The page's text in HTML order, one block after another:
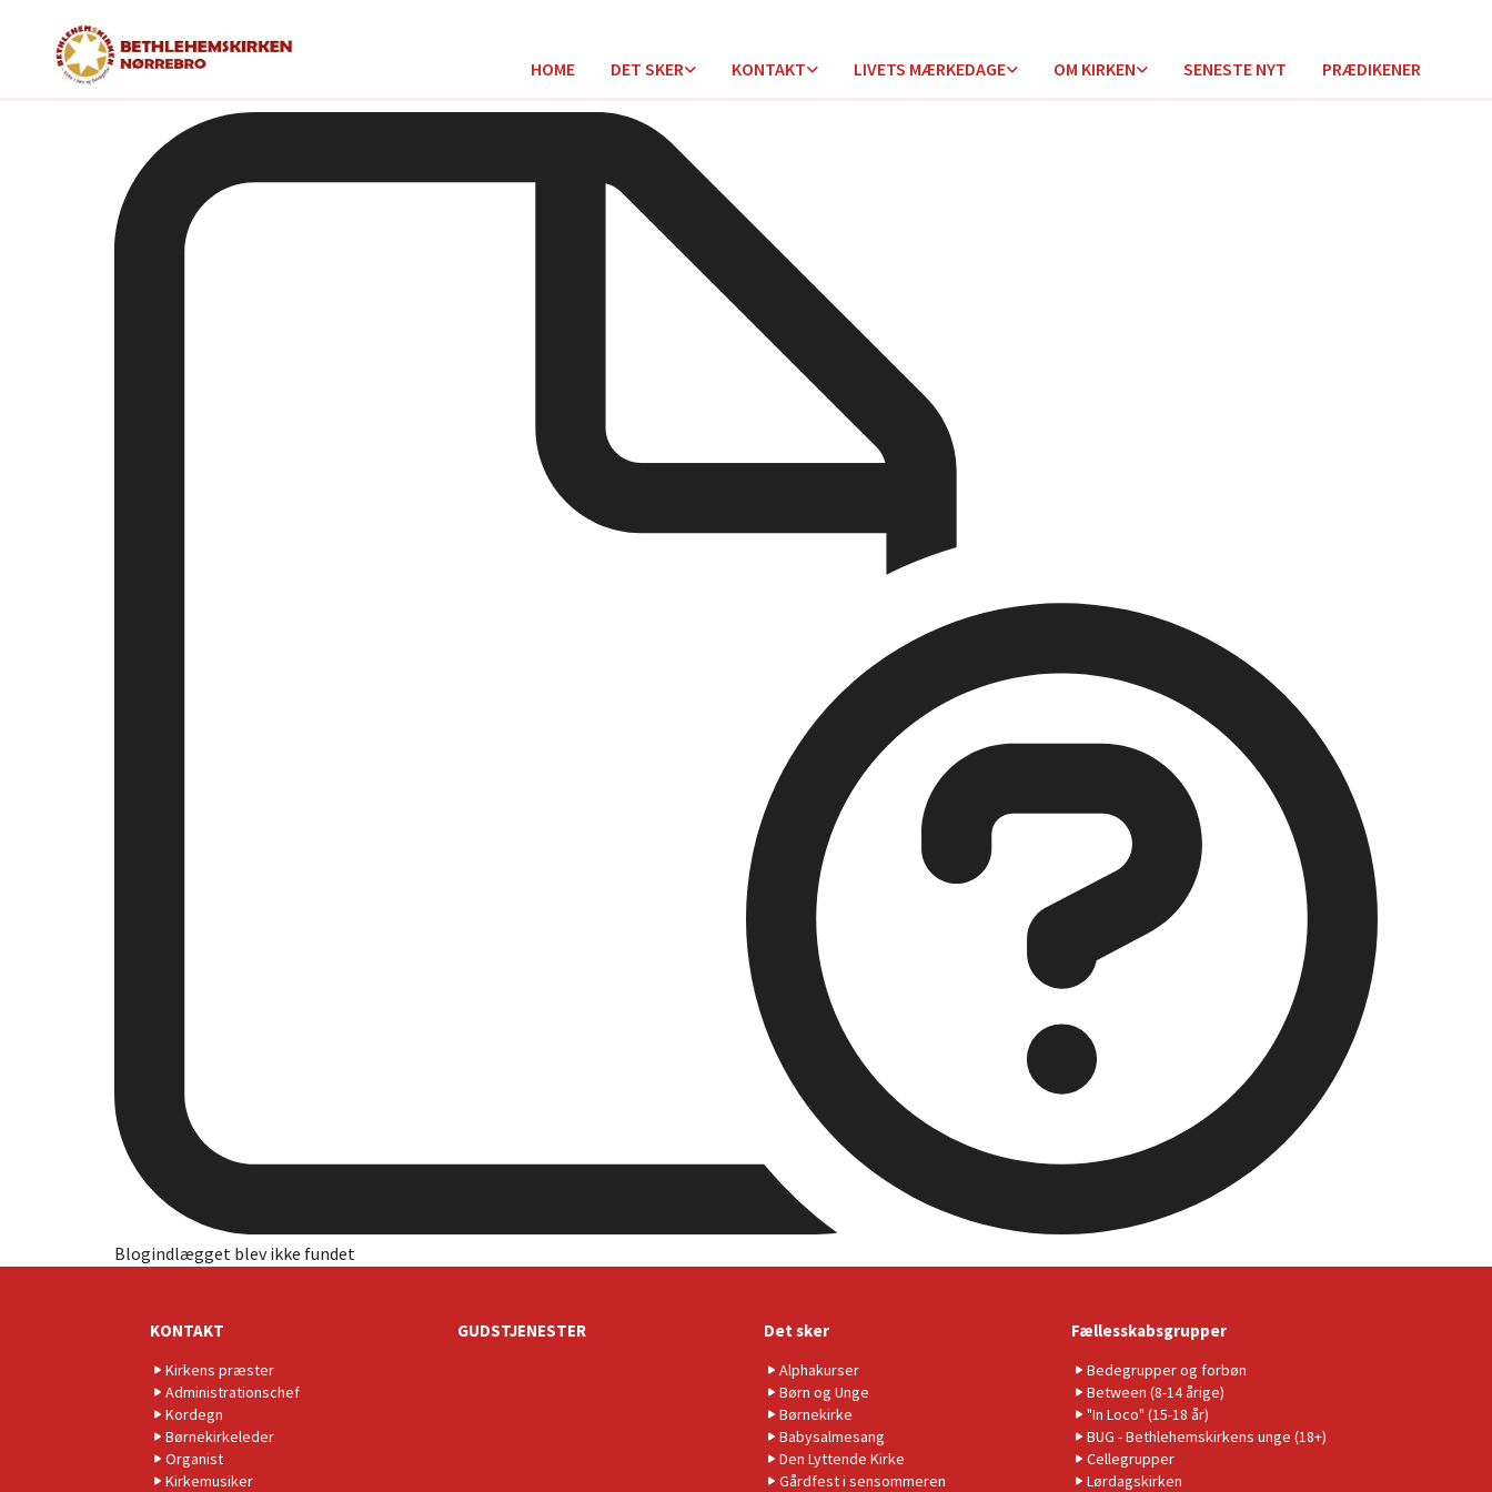
HOME DET SKER KONTAKT LIVETS MÆRKEDAGE OM KIRKEN SENESTE NYT PRÆDIKENER
Blogindlægget blev ikke fundet
KONTAKT
Kirkens præster
Administrationschef
Kordegn
Børnekirkeleder
Organist
Kirkemusiker
GUDSTJENESTER Det sker
Alphakurser
Børn og Unge
Børnekirke
Babysalmesang
Den Lyttende Kirke
Gårdfest i sensommeren
Fællesskabsgrupper
Bedegrupper og forbøn
Between (8-14 årige)
"In Loco" (15-18 år)
BUG - Bethlehemskirkens unge (18+)
Cellegrupper
Lørdagskirken